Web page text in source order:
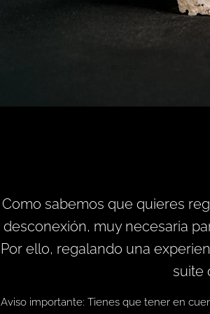
Como sabemos que quieres
desconexión, muy necesaria
Por ello, regalando una
suite
Aviso importante: Tienes que tener en